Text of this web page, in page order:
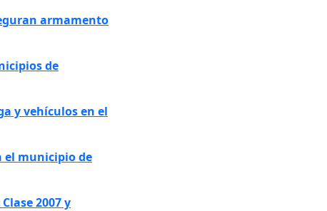
armamento
de
y vehículos en el
el municipio de
2007 y